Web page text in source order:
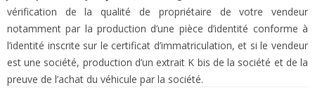
vérification de la qualité de propriétaire de votre vendeur
notamment par la production d’une pièce d’identité conforme à
l’identité inscrite sur le certificat d’immatriculation, et si le vendeur
est une société, production d’un extrait K bis de la société et de la
preuve de l’achat du véhicule par la société.